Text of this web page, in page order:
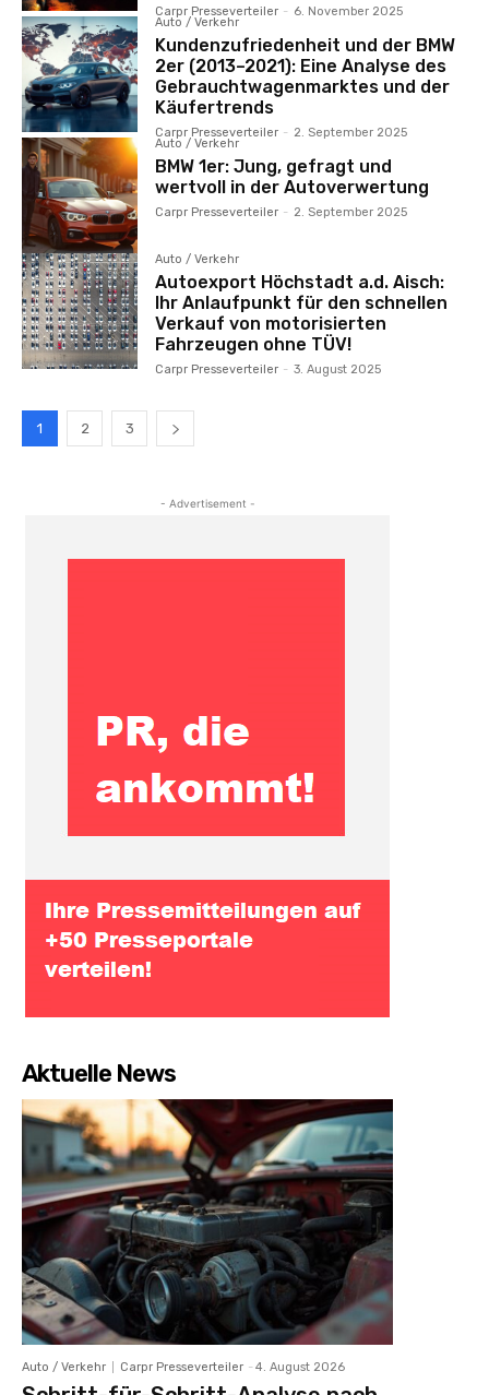
Carpr Presseverteiler - 6. November 2025
Auto / Verkehr
Kundenzufriedenheit und der BMW
2er (2013–2021): Eine Analyse des
Gebrauchtwagenmarktes und der
Käufertrends
Carpr Presseverteiler - 2. September 2025
Auto / Verkehr
BMW 1er: Jung, gefragt und
wertvoll in der Autoverwertung
Carpr Presseverteiler - 2. September 2025
Auto / Verkehr
Autoexport Höchstadt a.d. Aisch:
Ihr Anlaufpunkt für den schnellen
Verkauf von motorisierten
Fahrzeugen ohne TÜV!
Carpr Presseverteiler - 3. August 2025
1 2 3
- Advertisement -
Aktuelle News
Auto / Verkehr Carpr Presseverteiler - 4. August 2026